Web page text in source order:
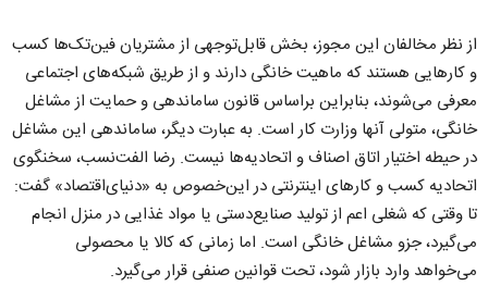
از نظر مخالفان این مجوز، بخش قابل‌توجهی از مشتریان فین‌تک‌ها کسب
و کارهایی هستند که ماهیت خانگی دارند و از طریق شبکه‌های اجتماعی
معرفی می‌شوند، بنابراین براساس قانون ساماندهی و حمایت از مشاغل
خانگی، متولی آنها وزارت کار است. به عبارت دیگر، ساماندهی این مشاغل
در حیطه اختیار اتاق اصناف و اتحادیه‌ها نیست. رضا الفت‌نسب، سخنگوی
اتحادیه کسب و کارهای اینترنتی در این‌خصوص به «دنیای‌اقتصاد» گفت:
تا وقتی که شغلی اعم از تولید صنایع‌دستی یا مواد غذایی در منزل انجام
می‌گیرد، جزو مشاغل خانگی است. اما زمانی که کالا یا محصولی
می‌خواهد وارد بازار شود، تحت قوانین صنفی قرار می‌گیرد.